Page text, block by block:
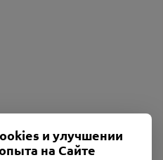
и улучшении
на Сайте